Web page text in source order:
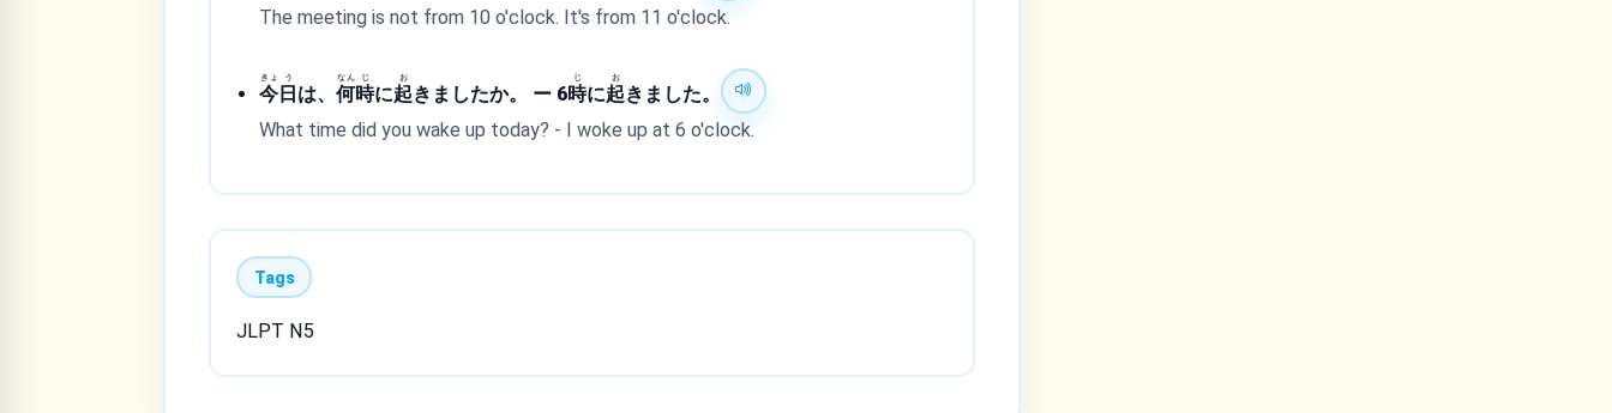
The meeting is not from 10 o'clock. It's from 11 o'clock.
今
きょ
日
う
は、何
なん
時
じ
に起
お
きましたか。 ー 6時
じ
に起
お
きました。
What time did you wake up today? - I woke up at 6 o'clock.
Tags
JLPT N5